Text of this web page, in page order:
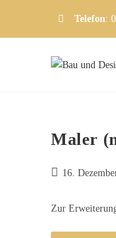
Telefon:
Maler
16.
Zur